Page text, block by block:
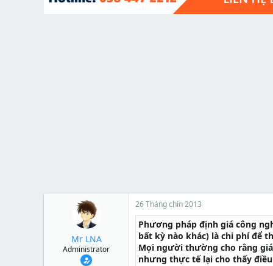
t
Mr LNA
Administrator
26 Tháng chín 2013
Phương pháp định giá công
bất kỳ nào khác) là chi phí để
Mọi người thường cho rằng
nhưng thực tế lại cho thấy